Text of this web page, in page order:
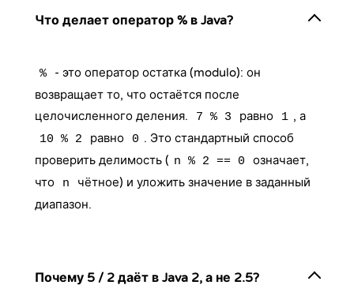
Что делает оператор % в Java?
%
- это оператор остатка (modulo): он
возвращает то, что остаётся после
целочисленного деления.
7 % 3 равно 1 , а
10 % 2 равно 0 . Это стандартный способ
проверить делимость ( n % 2 == 0
означает,
что
n
чётное) и уложить значение в заданный
диапазон.
Почему 5 / 2 даёт в Java 2, а не 2.5?